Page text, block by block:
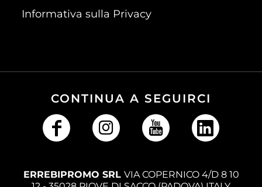
Informativa sulla Privacy
CONTINUA A SEGUIRCI
ERREBIPROMO SRL VIA COPERNICO 4/D 8 10